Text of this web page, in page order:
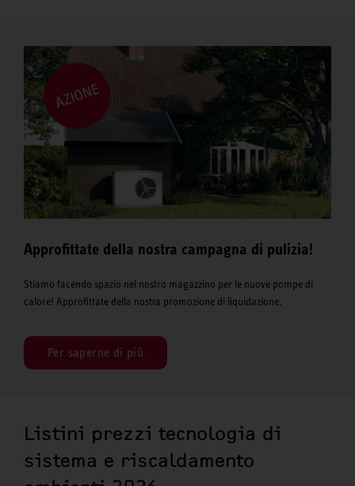
Approfittate della nostra campagna di pulizia!
Stiamo facendo spazio nel nostro magazzino per le nuove pompe di
calore! Approfittate della nostra promozione di liquidazione.
Per saperne di più
Listini prezzi tecnologia di
sistema e riscaldamento